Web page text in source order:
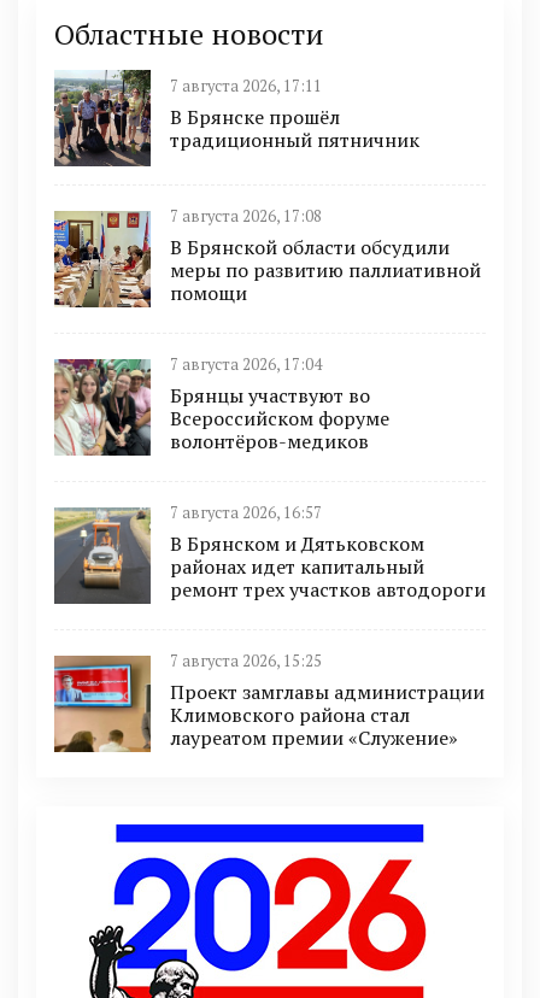
Областные новости
7 августа 2026, 17:11
В Брянске прошёл
традиционный пятничник
7 августа 2026, 17:08
В Брянской области обсудили
меры по развитию паллиативной
помощи
7 августа 2026, 17:04
Брянцы участвуют во
Всероссийском форуме
волонтёров-медиков
7 августа 2026, 16:57
В Брянском и Дятьковском
районах идет капитальный
ремонт трех участков автодороги
7 августа 2026, 15:25
Проект замглавы администрации
Климовского района стал
лауреатом премии «Служение»